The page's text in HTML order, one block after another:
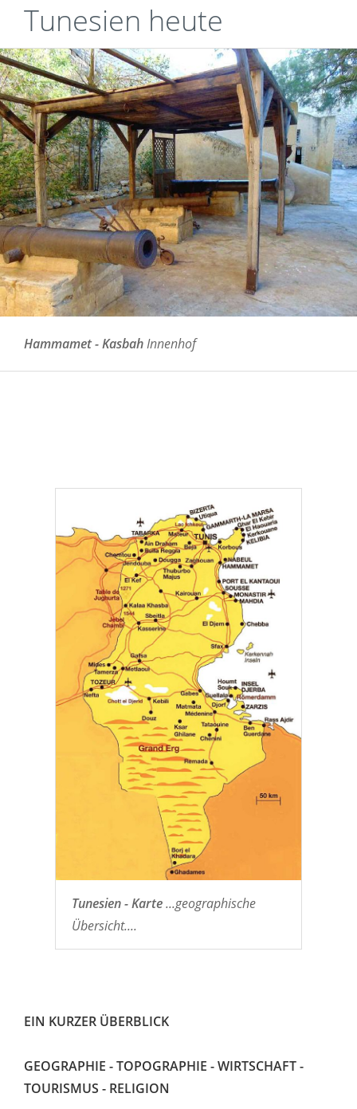
Tunesien heute
Hammamet - KasbahInnenhof
Tunesien - Karte...geographische
Übersicht....
EIN KURZER ÜBERBLICK
GEOGRAPHIE - TOPOGRAPHIE - WIRTSCHAFT -
TOURISMUS - RELIGION